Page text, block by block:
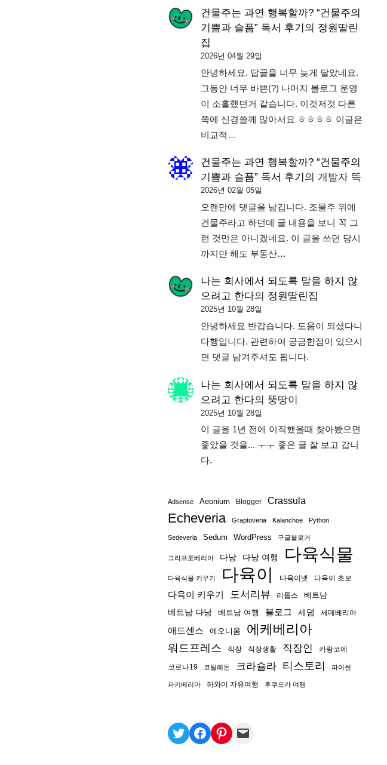
건물주는 과연 행복할까? “건물주의
기쁨과 슬픔” 독서 후기 의 정원딸린
집
2026년 04월 29일
안녕하세요. 답글을 너무 늦게 달았네요.
그동안 너무 바쁜(?) 나머지 블로그 운영
이 소홀했던거 같습니다. 이것저것 다른
쪽에 신경쓸께 많아서요 ㅎㅎㅎㅎ 이글은
비교적…
건물주는 과연 행복할까? “건물주의
기쁨과 슬픔” 독서 후기 의 개발자 뜩
2026년 02월 05일
오랜만에 댓글을 남깁니다. 조물주 위에
건물주라고 하던데 글 내용을 보니 꼭 그
런 것만은 아니겠네요. 이 글을 쓰던 당시
까지만 해도 부동산…
나는 회사에서 되도록 말을 하지 않
으려고 한다의 정원딸린집
2025년 10월 28일
안녕하세요 반갑습니다. 도움이 되셨다니
다행입니다. 관련하여 궁금한점이 있으시
면 댓글 남겨주셔도 됩니다.
나는 회사에서 되도록 말을 하지 않
으려고 한다의 뚱땅이
2025년 10월 28일
이 글을 1년 전에 이직했을때 찾아봤으면
좋았을 것을... ㅜㅜ 좋은 글 잘 보고 갑니
다.
Adsense Aeonium Blogger Crassula
Echeveria Graptoveria Kalanchoe Python
Sedeveria Sedum WordPress 구글블로거
그라프토베리아 다낭 다낭 여행 다육식물
다육식물 키우기 다육이 다육이넷 다육이 초보
다육이 키우기 도서리뷰 리톱스
베트남
베트남 다낭
베트남 여행 블로그 세덤 세데베리아
애드센스 에오니움 에케베리아
워드프레스 직장 직장생활 직장인 카랑코에
코로나19 코틸레돈 크라슐라 티스토리 파이썬
파키베리아 하와이 자유여행 후쿠오카 여행